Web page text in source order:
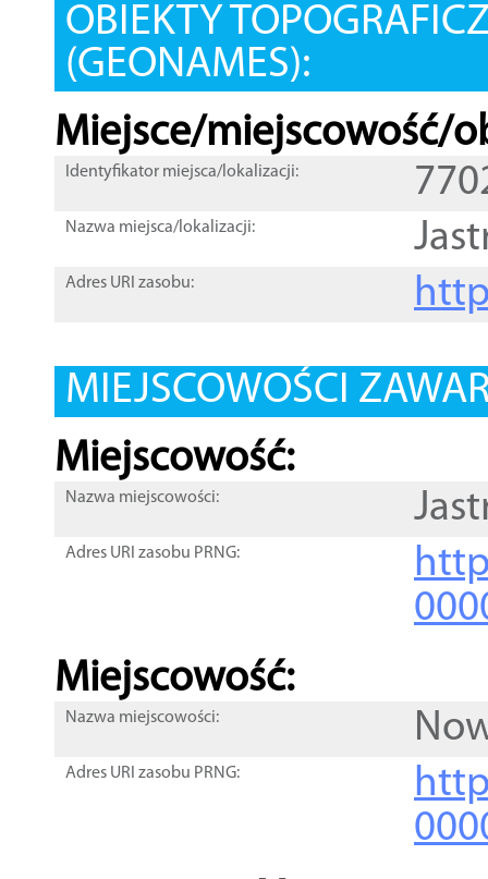
OBIEKTY
(GEONAMES):
Miejsce/miejscowość/
Identyfikator miejsca/lokalizacji:
Nazwa miejsca/lokalizacji:
Adres URI zasobu:
MIEJSCOWOŚCI
Miejscowość:
Nazwa miejscowości:
Adres URI zasobu PRNG:
Miejscowość:
Nazwa miejscowości:
Adres URI zasobu PRNG: